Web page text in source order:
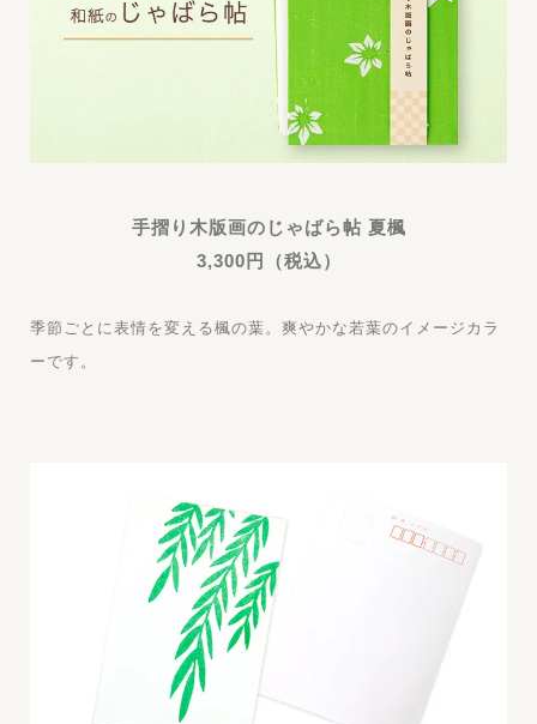
手摺り木版画のじゃばら帖 夏楓
3,300円（税込）
季節ごとに表情を変える楓の葉。爽やかな若葉のイメージカラ
ーです。